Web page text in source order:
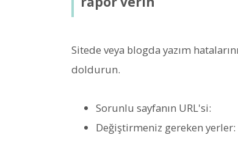
Sitede veya blogda yazım
doldurun.
Sorunlu sayfanın URL'si:
Değiştirmeniz gereken yerler: